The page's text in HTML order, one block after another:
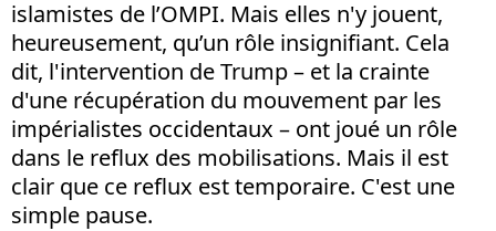
islamistes de l’OMPI. Mais elles n'y jouent,
heureusement, qu’un rôle insignifiant. Cela
dit, l'intervention de Trump – et la crainte
d'une récupération du mouvement par les
impérialistes occidentaux – ont joué un rôle
dans le reflux des mobilisations. Mais il est
clair que ce reflux est temporaire. C'est une
simple pause.